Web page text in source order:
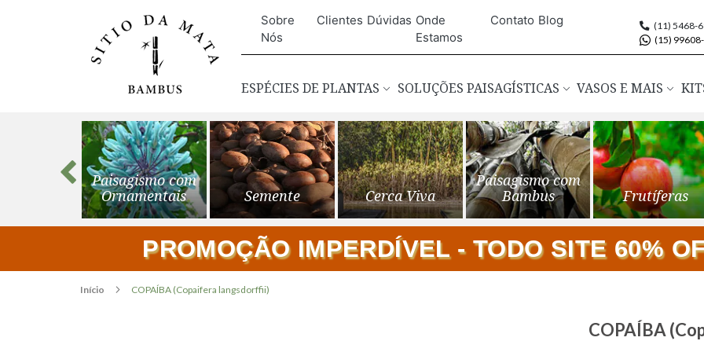
Sobre
Nós
Clientes Dúvidas Onde
Estamos
Contato Blog
(11) 5468-
(15)
ESPÉCIES DE PLANTAS SOLUÇÕES PAISAGÍSTICAS VASOS E MAIS
Paisagismo com
Ornamentais
Semente Cerca Viva
Paisagismo com
Bambus
Frutíferas
PROMOÇÃO IMPERDÍVEL - TODO SITE 60%
Início COPAÍBA (Copaifera langsdorffii)
COPAÍBA